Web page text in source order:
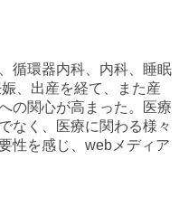
循環器内科、内科、睡眠
、出産を経て、また産
の関心が高まった。医療
なく、医療に関わる様々
性を感じ、webメディア